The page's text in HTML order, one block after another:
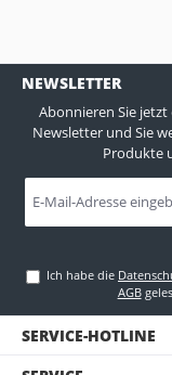
NEWSLETTER
Abonnieren Sie
Newsletter und Sie
Produkte
Mail-
Ich habe die
AGB
SERVICE-HOTLINE